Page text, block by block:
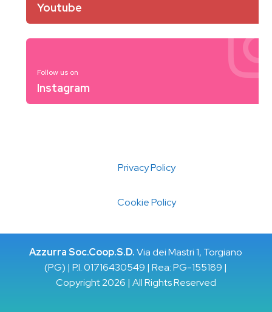
Youtube
Follow us on
Instagram
Privacy Policy
Cookie Policy
Azzurra Soc.Coop.S.D.Via dei Mastri 1, Torgiano
(PG) | P.I. 01716430549 | Rea: PG-155189 |
Copyright 2026 | All Rights Reserved